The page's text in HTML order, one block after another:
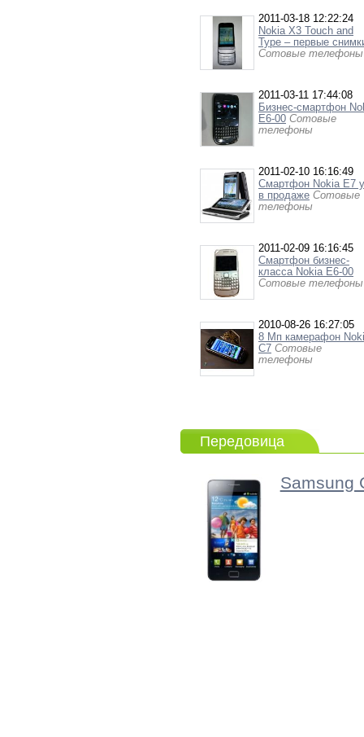
2011-03-18 12:22:24
Nokia X3 Touch and
Type – первые
Сотовые телефоны
2011-03-11 17:44:08
Бизнес-смартфон
E6-00 Сотовые
телефоны
2011-02-10 16:16:49
Смартфон Nokia E7
в продаже Сотовые
телефоны
2011-02-09 16:16:45
Cмартфон бизнес-
класса Nokia E6-00
Сотовые телефоны
2010-08-26 16:27:05
8 Мп камерафон
C7 Сотовые
телефоны
Передовица
Samsung